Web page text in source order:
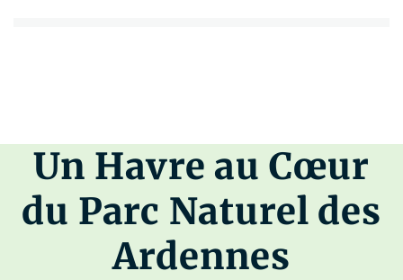
Un Havre au Cœur
du Parc Naturel des
Ardennes